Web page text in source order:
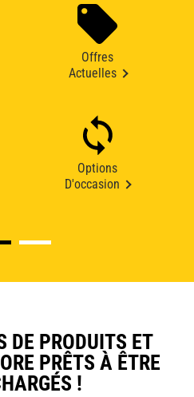
Offres
Actuelles
Options
D'occasion
DE PRODUITS ET
PRÊTS À ÊTRE
!